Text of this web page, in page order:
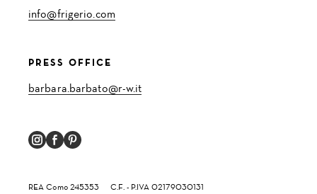
info@frigerio.com
PRESS OFFICE
barbara.barbato@r-w.it
REA Como 245353 C.F. - P.IVA 02179030131